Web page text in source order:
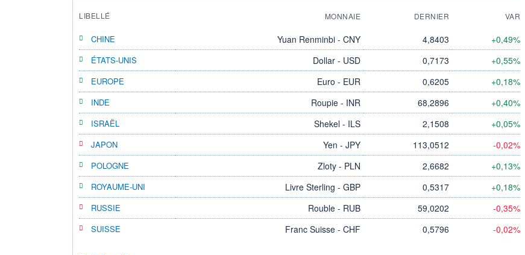
LIBELLÉ MONNAIE DERNIER VAR
CHINE Yuan Renminbi - CNY 4,8403 +0,49%
ÉTATS-UNIS Dollar - USD 0,7173 +0,55%
EUROPE Euro - EUR 0,6205 +0,18%
INDE Roupie - INR 68,2896 +0,40%
ISRAËL Shekel - ILS 2,1508 +0,05%
JAPON Yen - JPY 113,0512 -0,02%
POLOGNE Zloty - PLN 2,6682 +0,13%
ROYAUME-UNI Livre Sterling - GBP 0,5317 +0,18%
RUSSIE Rouble - RUB 59,0202 -0,35%
SUISSE Franc Suisse - CHF 0,5796 -0,02%